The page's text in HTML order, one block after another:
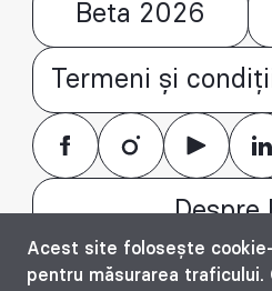
Acest site folosește
pentru măsurarea traficului.
Beta 2026
Termeni și
Despre
© Bienala timișoreană de
2016 - 2026. All rights